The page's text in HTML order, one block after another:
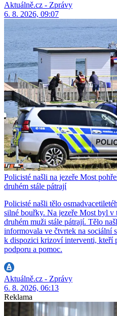
Aktuálně.cz - Zprávy
6. 8. 2026, 09:07
Policisté našli na jezeře Most
druhém stále pátrají
Policisté našli tělo
silné bouřky. Na jezeře Most byl v
druhém muži stále pátrají. Tělo
informovala ve čtvrtek na sociální
k dispozici krizoví interventi, kteří
podporu a pomoc.
Aktuálně.cz - Zprávy
6. 8. 2026, 06:13
Reklama